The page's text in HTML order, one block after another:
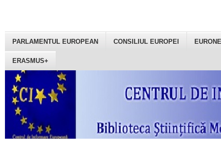
PARLAMENTUL EUROPEAN CONSILIUL EUROPEI
ERASMUS+